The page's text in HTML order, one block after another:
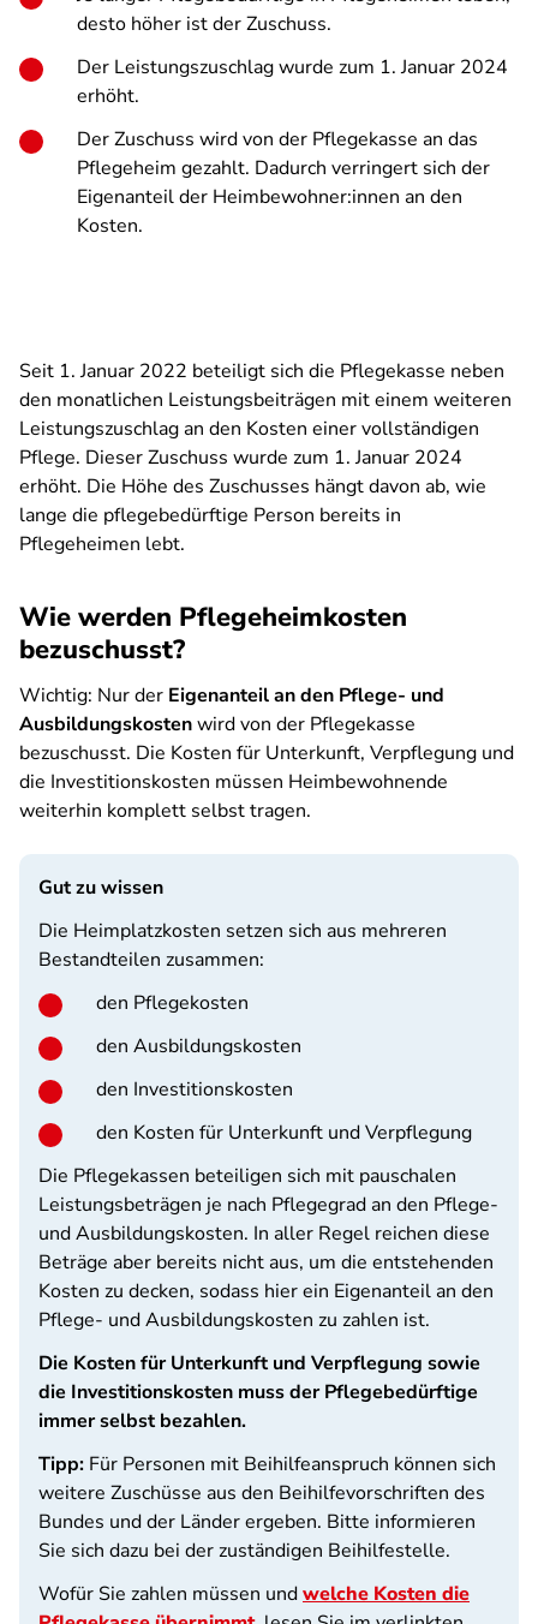
desto höher ist der Zuschuss.
Der Leistungszuschlag wurde zum 1. Januar 2024
erhöht.
Der Zuschuss wird von der Pflegekasse an das
Pflegeheim gezahlt. Dadurch verringert sich der
Eigenanteil der Heimbewohner:innen an den
Kosten.
Seit 1. Januar 2022 beteiligt sich die Pflegekasse neben
den monatlichen Leistungsbeiträgen mit einem weiteren
Leistungszuschlag an den Kosten einer vollständigen
Pflege. Dieser Zuschuss wurde zum 1. Januar 2024
erhöht. Die Höhe des Zuschusses hängt davon ab, wie
lange die pflegebedürftige Person bereits in
Pflegeheimen lebt.
Wie werden Pflegeheimkosten
bezuschusst?
Wichtig: Nur der Eigenanteil an den Pflege- und
Ausbildungskostenwird von der Pflegekasse
bezuschusst. Die Kosten für Unterkunft, Verpflegung und
die Investitionskosten müssen Heimbewohnende
weiterhin komplett selbst tragen.
Gut zu wissen
Die Heimplatzkosten setzen sich aus mehreren
Bestandteilen zusammen:
den Pflegekosten
den Ausbildungskosten
den Investitionskosten
den Kosten für Unterkunft und Verpflegung
Die Pflegekassen beteiligen sich mit pauschalen
Leistungsbeträgen je nach Pflegegrad an den Pflege-
und Ausbildungskosten. In aller Regel reichen diese
Beträge aber bereits nicht aus, um die entstehenden
Kosten zu decken, sodass hier ein Eigenanteil an den
Pflege- und Ausbildungskosten zu zahlen ist.
Die Kosten für Unterkunft und Verpflegung sowie
die Investitionskosten muss der Pflegebedürftige
immer selbst bezahlen.
Tipp: Für Personen mit Beihilfeanspruch können sich
weitere Zuschüsse aus den Beihilfevorschriften des
Bundes und der Länder ergeben. Bitte informieren
Sie sich dazu bei der zuständigen Beihilfestelle.
Wofür Sie zahlen müssen undwelche Kosten die